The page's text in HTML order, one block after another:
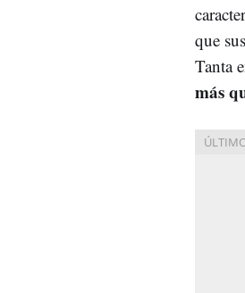
que
Tanta
más